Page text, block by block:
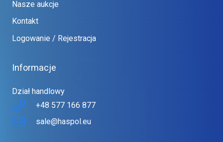
Nasze aukcje
Kontakt
Logowanie / Rejestracja
Informacje
Dział handlowy
+48 577 166 877
sale@haspol.eu